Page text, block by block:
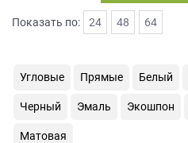
Показать по: 24 48 64
Угловые Прямые Белый
Черный Эмаль Экошпон
Матовая
обработку
Согласие